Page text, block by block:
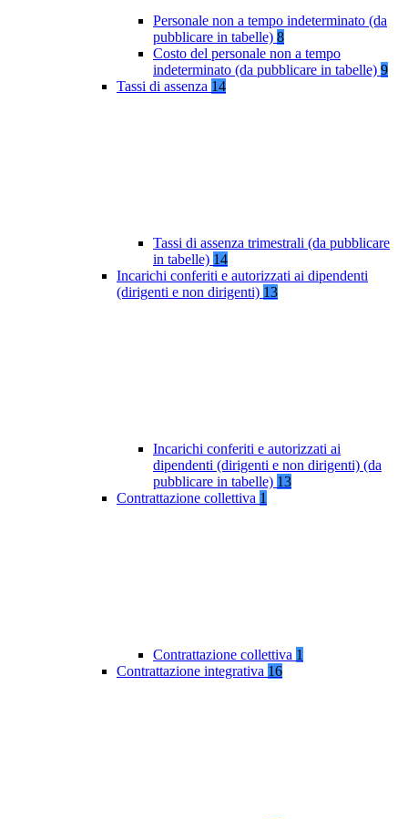
Personale non a tempo indeterminato (da
pubblicare in tabelle) 8
Costo del personale non a tempo
indeterminato (da pubblicare in tabelle) 9
Tassi di assenza 14
Tassi di assenza trimestrali (da pubblicare
in tabelle) 14
Incarichi conferiti e autorizzati ai dipendenti
(dirigenti e non dirigenti) 13
Incarichi conferiti e autorizzati ai
dipendenti (dirigenti e non dirigenti) (da
pubblicare in tabelle) 13
Contrattazione collettiva 1
Contrattazione collettiva 1
Contrattazione integrativa 16